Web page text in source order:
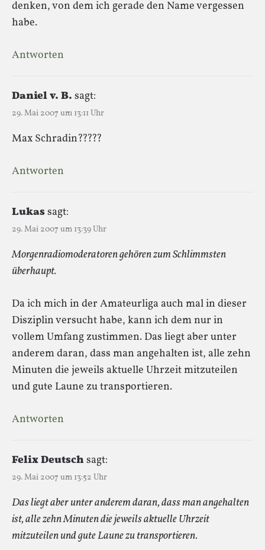
denken, von dem ich gerade den Name vergessen
habe.
Antworten
Daniel v. B. sagt:
29. Mai 2007 um 13:11 Uhr
Max Schradin?????
Antworten
Lukassagt:
29. Mai 2007 um 13:39 Uhr
Morgenradiomoderatoren gehören zum Schlimmsten
überhaupt.
Da ich mich in der Amateurliga auch mal in dieser
Disziplin versucht habe, kann ich dem nur in
vollem Umfang zustimmen. Das liegt aber unter
anderem daran, dass man angehalten ist, alle zehn
Minuten die jeweils aktuelle Uhrzeit mitzuteilen
und gute Laune zu transportieren.
Antworten
Felix Deutsch sagt:
29. Mai 2007 um 13:52 Uhr
Das liegt aber unter anderem daran, dass man angehalten
ist, alle zehn Minuten die jeweils aktuelle Uhrzeit
mitzuteilen und gute Laune zu transportieren.